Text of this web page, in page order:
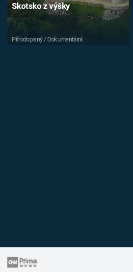
Skotsko z výšky
Přírodopisný / Dokumentární